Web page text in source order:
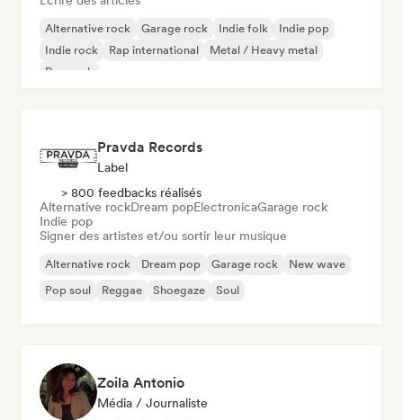
Alternative rock Garage rock Indie folk
Indie pop
Indie rock
Rap international
Metal / Heavy metal
Pop rock
Pravda Records
Label
> 800 feedbacks réalisés
Alternative rockDream popElectronicaGarage rock
Indie pop
Signer des artistes et/ou sortir leur musique
Alternative rock Dream pop Garage rock
New wave
Pop soul
Reggae Shoegaze Soul
Zoila Antonio
Média / Journaliste